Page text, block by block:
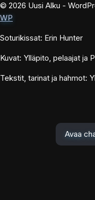
© 2026 Uusi Alku -
WP
Soturikissat: Erin Hunter
Kuvat: Ylläpito, pelaajat ja
Tekstit, tarinat ja hahmot:
Avaa